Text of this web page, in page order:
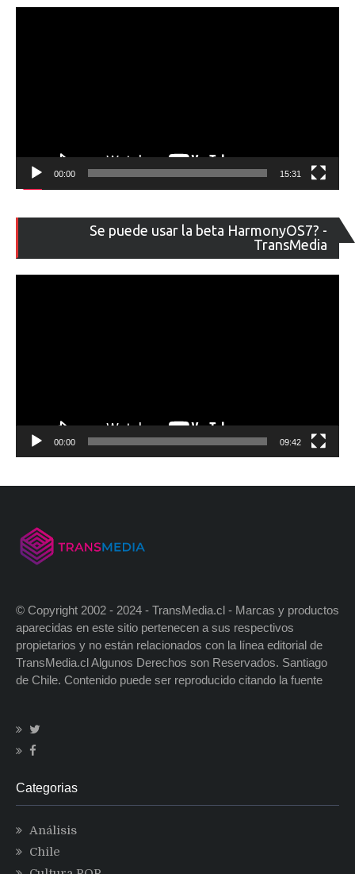
00:00 15:31
Se puede usar la beta HarmonyOS7? -
TransMedia
de
00:00 09:42
© Copyright 2002 - 2024 - TransMedia.cl - Marcas y productos
aparecidas en este sitio pertenecen a sus respectivos
propietarios y no están relacionados con la línea editorial de
TransMedia.cl Algunos Derechos son Reservados. Santiago
de Chile. Contenido puede ser reproducido citando la fuente
Categorias
Análisis
Chile